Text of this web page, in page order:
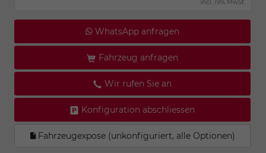
incl. 19% MwSt.
WhatsApp anfragen
Fahrzeug anfragen
Wir rufen Sie an
Konfiguration abschliessen
Fahrzeugexpose (unkonfiguriert, alle Optionen)